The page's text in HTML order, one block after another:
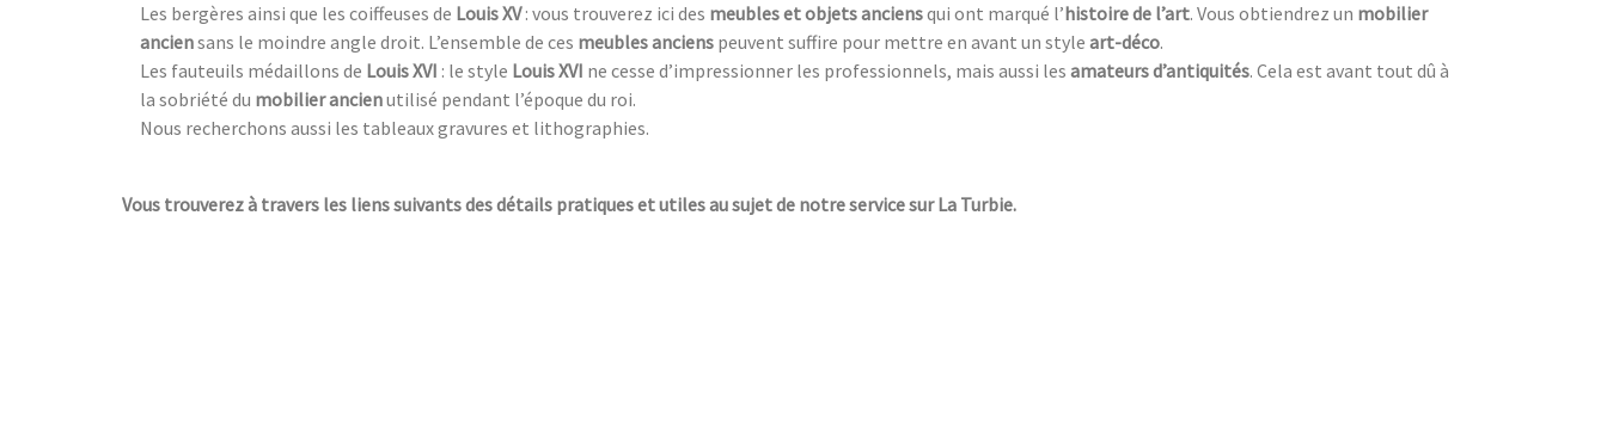
Les bergères ainsi que les coiffeuses de Louis XV: vous trouverez ici des meubles et objets anciensqui ont marqué l’histoire de l’art. Vous obtiendrez un mobilier
anciensans le moindre angle droit. L’ensemble de ces meubles anciens peuvent suffire pour mettre en avant un style art-déco.
Les fauteuils médaillons de Louis XVI : le style Louis XVI ne cesse d’impressionner les professionnels, mais aussi les amateurs d’antiquités. Cela est avant tout dû à
la sobriété du mobilier ancienutilisé pendant l’époque du roi.
Nous recherchons aussi les tableaux gravures et lithographies.
Vous trouverez à travers les liens suivants des détails pratiques et utiles au sujet de notre service sur La Turbie.